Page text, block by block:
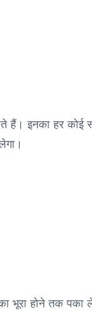
हैं। इनका हर
भूरा होने तक पका